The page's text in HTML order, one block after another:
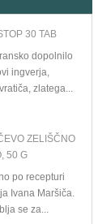
30 TAB
dopolnilo
ingverja,
zlatega...
ZELIŠČNO
50 G
po recepturi
Ivana Maršiča.
se za...